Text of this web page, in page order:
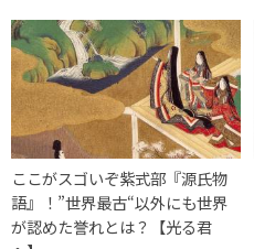
ここがスゴいぞ紫式部『源氏物
語』！”世界最古“以外にも世界
が認めた誉れとは？【光る君